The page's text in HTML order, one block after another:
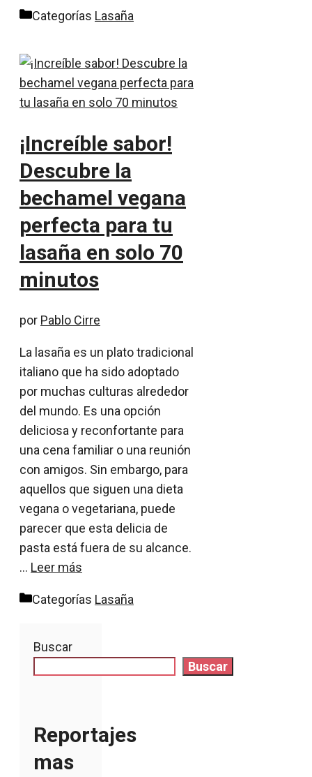
Categorías Lasaña
¡Increíble sabor!
Descubre la
bechamel vegana
perfecta para tu
lasaña en solo 70
minutos
por Pablo Cirre
La lasaña es un plato tradicional
italiano que ha sido adoptado
por muchas culturas alrededor
del mundo. Es una opción
deliciosa y reconfortante para
una cena familiar o una reunión
con amigos. Sin embargo, para
aquellos que siguen una dieta
vegana o vegetariana, puede
parecer que esta delicia de
pasta está fuera de su alcance.
… Leer más
Categorías Lasaña
Buscar
Buscar
Reportajes
mas